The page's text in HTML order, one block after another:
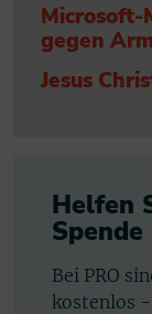
gegen
Jesus
Helfen
Spende
Bei PRO
kostenlos -